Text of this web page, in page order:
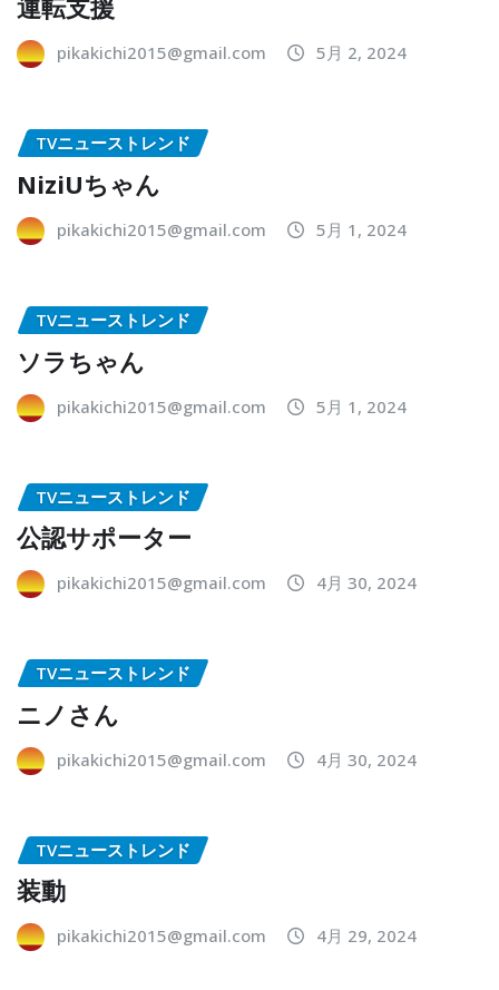
運転支援
pikakichi2015@gmail.com 5月 2, 2024
TVニューストレンド
NiziUちゃん
pikakichi2015@gmail.com 5月 1, 2024
TVニューストレンド
ソラちゃん
pikakichi2015@gmail.com 5月 1, 2024
TVニューストレンド
公認サポーター
pikakichi2015@gmail.com 4月 30, 2024
TVニューストレンド
ニノさん
pikakichi2015@gmail.com 4月 30, 2024
TVニューストレンド
装動
pikakichi2015@gmail.com 4月 29, 2024